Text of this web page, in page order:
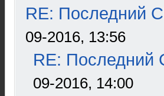
RE: Последний
09-2016, 13:56
RE: Последний
09-2016, 14:00